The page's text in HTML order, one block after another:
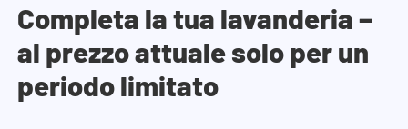
Completa la tua lavanderia –
al prezzo attuale solo per un
periodo limitato